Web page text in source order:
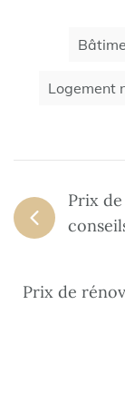
Logement
Prix
Prix de